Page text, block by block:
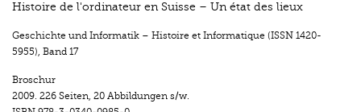
Histoire de l'ordinateur en Suisse – Un état des lieux
Geschichte und Informatik – Histoire et Informatique (ISSN 1420-
5955), Band 17
Broschur
2009. 226 Seiten, 20 Abbildungen s/w.